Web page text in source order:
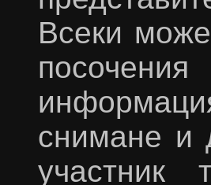
Всеки
снимане и